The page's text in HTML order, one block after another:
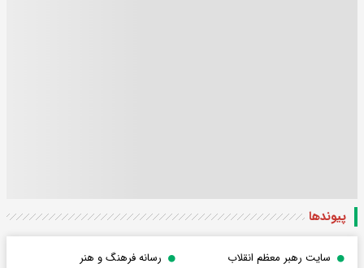
پیوندها
سایت رهبر معظم انقلاب
رسانه فرهنگ و هنر